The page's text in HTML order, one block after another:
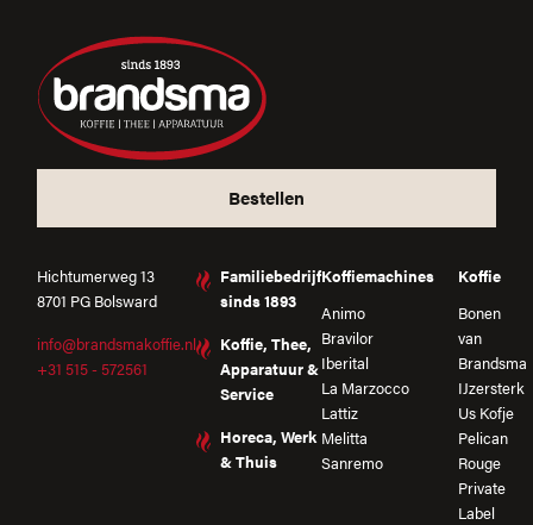
Bestellen
Hichtumerweg 13
8701 PG Bolsward
info@brandsmakoffie.nl
+31 515 - 572561
Familiebedrijf
sinds 1893
Koffie, Thee,
Apparatuur &
Service
Horeca, Werk
& Thuis
Koffiemachines
Animo
Bravilor
Iberital
La Marzocco
Lattiz
Melitta
Sanremo
Koffie
Bonen
van
Brandsma
IJzersterk
Us Kofje
Pelican
Rouge
Private
Label